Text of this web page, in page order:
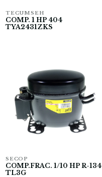
TECUMSEH
COMP. 1 HP 404
TYA2431ZKS
SECOP
COMP.FRAC. 1/10 HP R-134
TL3G